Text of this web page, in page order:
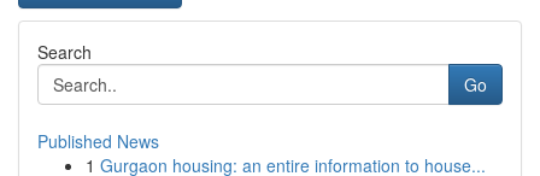
Search
Go
Published News
1 Gurgaon housing: an entire information to house...